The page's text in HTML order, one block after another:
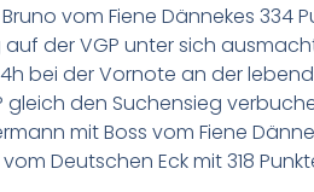
vom Fiene Dännekes 334
der VGP unter sich
bei der Vornote an der
den Suchensieg
mit Boss vom Fiene
Deutschen Eck mit 318